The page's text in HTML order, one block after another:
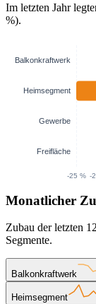
Im letzten Jahr
%).
Monatlicher
Zubau der letzten
Segmente.
Balkonkraftwerk
Heimsegment